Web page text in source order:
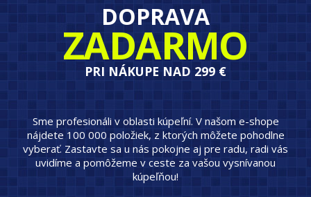
DOPRAVA
ZADARMO
PRI NÁKUPE NAD 299 €
Sme profesionáli v oblasti kúpeľní. V našom e-shope
nájdete 100 000 položiek, z ktorých môžete pohodlne
vyberať. Zastavte sa u nás pokojne aj pre radu, radi vás
uvidíme a pomôžeme v ceste za vašou vysnívanou
kúpeľňou!